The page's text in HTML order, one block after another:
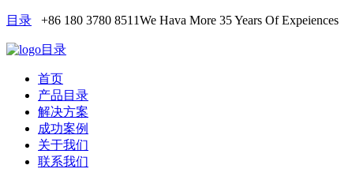
目录 +86 180 3780 8511We Hava More 35 Years Of Expeiences
目录
首页
产品目录
解决方案
成功案例
关于我们
联系我们